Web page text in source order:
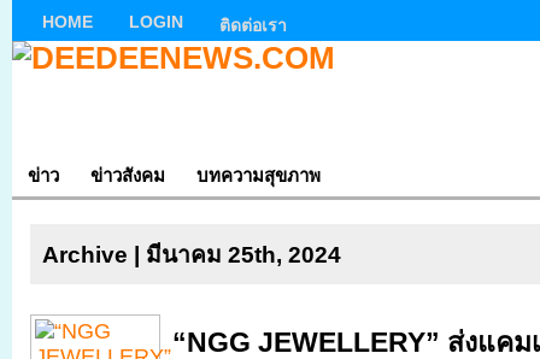
HOME LOGIN ติดต่อเรา
ข่าว ข่าวสังคม บทความสุขภาพ
Archive | มีนาคม 25th, 2024
“NGG JEWELLERY” ส่งแค